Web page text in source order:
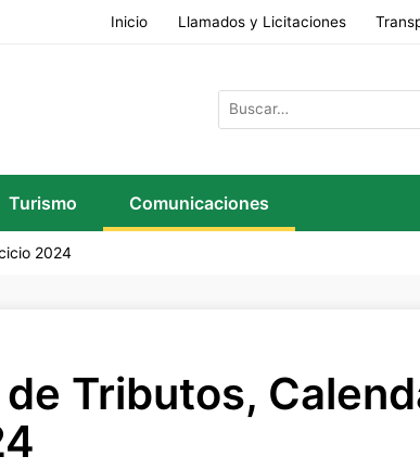
Inicio Llamados y Licitaciones
Turismo Comunicaciones
2024
Tributos,